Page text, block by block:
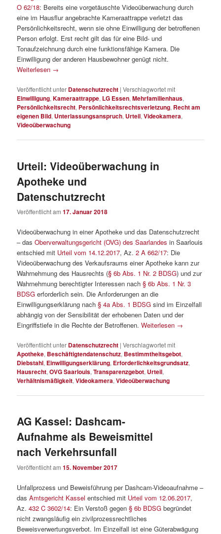
O 62/18: Bereits eine vorgetäuschte Videoüberwachung durch
eine im Hausflur angebrachte Kameraattrappe verletzt das
Persönlichkeitsrecht, wenn sie ohne Einwilligung der betroffenen
Person erfolgt. Erst recht gilt das für eine Bild- und
Tonaufzeichnung durch eine funktionsfähige Kamera. Die
Einwilligung der anderen Hausbewohner genügt nicht.
Weiterlesen →
Veröffentlicht unter Datenschutzrecht |Verschlagwortet mit
Einwilligung,Kameraattrappe, LG Essen,Mehrfamilienhaus,
Persönlichkeitsrecht, Persönlichkeitsrechtsverletzung, Recht am
eigenen Bild, Unterlassungsanspruch, Urteil,Videokamera,
Videoüberwachung
Urteil: Videoüberwachung in
Apotheke und
Datenschutzrecht
Veröffentlicht am17. Januar 2018
Videoüberwachung in einer Apotheke und das Datenschutzrecht
– dasOberverwaltungsgericht (OVG) des Saarlandes in Saarlouis
entschied mit Urteil vom 14.12.2017, Az.2 A 662/17: Die
Videoüberwachung des Verkaufsraums einer Apotheke kann zur
Wahrnehmung des Hausrechts (§ 6b Abs. 1 Nr. 2 BDSG) und zur
Wahrnehmung berechtigter Interessen nach§ 6b Abs. 1 Nr. 3
BDSG erforderlich sein. Die Anforderungen an die
Einwilligungserklärung nach§ 4a Abs. 1 BDSG sind im Einzelfall
abhängig von der Sensibilität der erhobenen Daten und der
Eingriffstiefe in die Rechte der Betroffenen.Weiterlesen →
Veröffentlicht unter Datenschutzrecht |Verschlagwortet mit
Apotheke, Beschäftigtendatenschutz, Bestimmtheitsgebot,
Diebstahl, Einwilligungserklärung, Erforderlichkeitsgrundsatz,
Hausrecht,OVG Saarlouis,Transparenzgebot, Urteil,
Verhältnismäßigkeit,Videokamera,Videoüberwachung
AG Kassel: Dashcam-
Aufnahme als Beweismittel
nach Verkehrsunfall
Veröffentlicht am15. November 2017
Unfallprozess und Beweisführung per Dashcam-Videoaufnahme –
dasAmtsgericht Kassel entschied mit Urteil vom 12.06.2017,
Az.432 C 3602/14: Ein Verstoß gegen§ 6b BDSG begründet
nicht zwangsläufig ein zivilprozessrechtliches
Beweisverwertungsverbot. Im Einzelfall ist eine Güterabwägung